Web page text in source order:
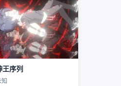
王序列